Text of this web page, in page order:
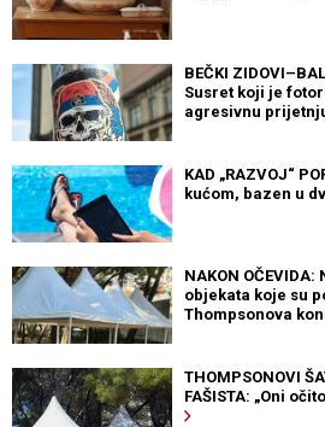
BEČKI
Susret koji je
agresivnu
KAD „RAZVOJ“
kućom, bazen u
NAKON
objekata koje su
Thompsonova
THOMPSONOVI
FAŠISTA: „Oni